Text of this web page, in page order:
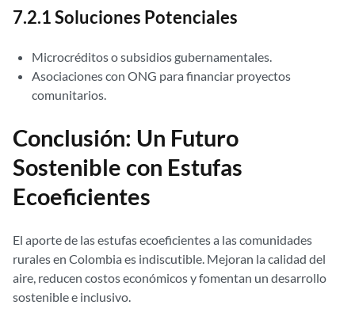
7.2.1 Soluciones Potenciales
Microcréditos o subsidios gubernamentales.
Asociaciones con ONG para financiar proyectos
comunitarios.
Conclusión: Un Futuro
Sostenible con Estufas
Ecoeficientes
El aporte de las estufas ecoeficientes a las comunidades
rurales en Colombia es indiscutible. Mejoran la calidad del
aire, reducen costos económicos y fomentan un desarrollo
sostenible e inclusivo.